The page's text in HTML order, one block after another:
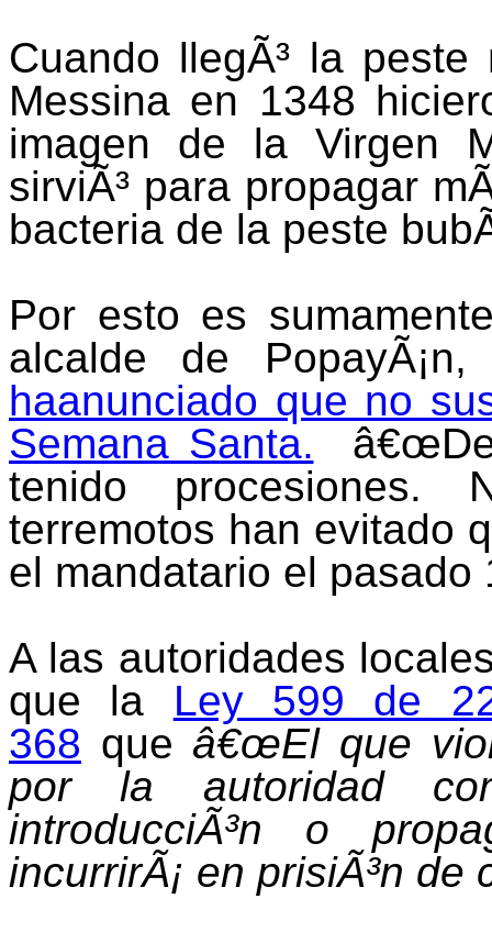
Cuando llegÃ³ la
Messina en 1348
imagen de la Virgen
sirviÃ³ para propagar
bacteria de la peste
Por esto es
alcalde de
haanunciado que no
Semana Santa.
tenido
terremotos han evitado
el mandatario el pasado
A las autoridades
que la Ley 599 de
368 que â€œEl que
por la autoridad
introducciÃ³n o
incurrirÃ¡ en prisiÃ³n de